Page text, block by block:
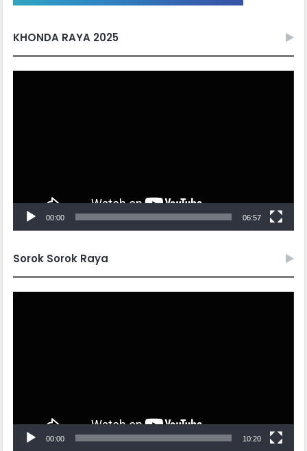
KHONDA RAYA 2025
00:00 06:57
Sorok Sorok Raya
00:00 10:20